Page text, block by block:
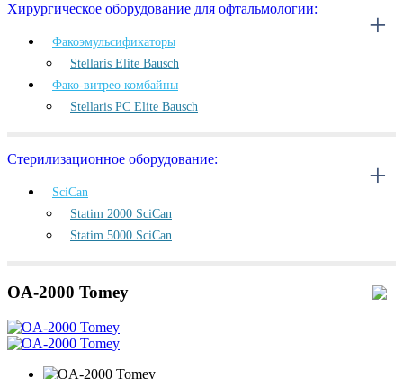
Хирургическое оборудование для офтальмологии:
Факоэмульсификаторы
Stellaris Elite Bausch
Фако-витрео комбайны
Stellaris PC Elite Bausch
Стерилизационное оборудование:
SciCan
Statim 2000 SciCan
Statim 5000 SciCan
OA-2000 Tomey